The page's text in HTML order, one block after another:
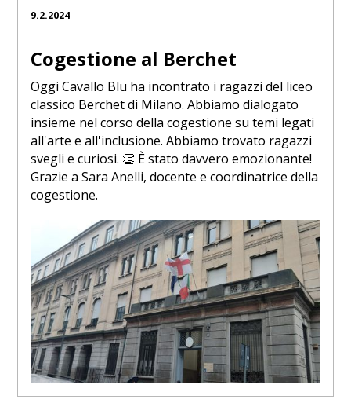
9.2.2024
Cogestione al Berchet
Oggi Cavallo Blu ha incontrato i ragazzi del liceo
classico Berchet di Milano. Abbiamo dialogato
insieme nel corso della cogestione su temi legati
all'arte e all'inclusione. Abbiamo trovato ragazzi
svegli e curiosi. 👏 È stato davvero emozionante!
Grazie a Sara Anelli, docente e coordinatrice della
cogestione.